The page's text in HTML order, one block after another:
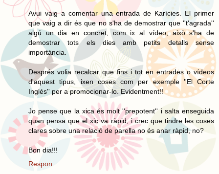
Avui vaig a comentar una entrada de Karícies. El primer
que vaig a dir és que no s'ha de demostrar que ''t'agrada''
algú un dia en concret, com ix al vídeo, això s'ha de
demostrar tots els dies amb petits detalls sense
importància.
Després volia recalcar que fins i tot en entrades o vídeos
d'aquest tipus, ixen coses com per exemple ''El Corte
Inglés'' per a promocionar-lo. Evidentment!!
Jo pense que la xica és molt ''prepotent'' i salta enseguida
quan pensa que el xic va ràpid, i crec que tindre les coses
clares sobre una relació de parella no és anar ràpid, no?
Bon dia!!!
Respon